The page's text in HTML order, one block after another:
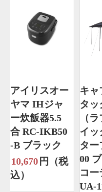
アイリスオー
ヤマ IHジャ
ー炊飯器5.5
合 RC-IKB50
-B ブラック
10,670 円（税
込）
キャ
タッ
（
イッ
ター
00
コ
UA-